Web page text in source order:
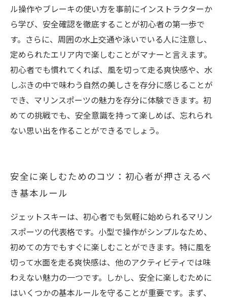
ル操作やブレーキの使い方を事前にインストラクターか
ら学び、安全確認を徹底することが初心者の第一歩で
す。さらに、周囲の水上交通や泳いでいる人に注意し、
定められたエリア内で楽しむことがマナーと言えます。
初心者でも慣れてくれば、風を切って走る爽快感や、水
しぶきの中で味わう自然の美しさを存分に感じることが
でき、マリンスポーツの魅力を存分に体験できます。初
めての挑戦でも、安全意識を持って楽しめば、忘れられ
ない思い出を作ることができるでしょう。
安全に楽しむためのコツ：初心者が押さえるべ
き基本ルール
ジェットスキーは、初心者でも気軽に始められるマリン
スポーツの代表格です。小型で操作がシンプルなため、
初めての方でもすぐに楽しむことができます。特に風を
切って水面を走る爽快感は、他のアクティビティでは味
わえない魅力の一つです。しかし、安全に楽しむために
はいくつかの基本ルールを守ることが重要です。まず、